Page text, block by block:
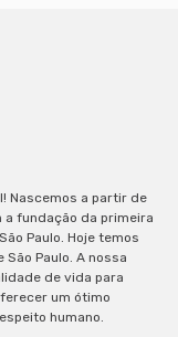
Nascemos a partir de
a fundação da primeira
Paulo. Hoje temos
Paulo. A nossa
de vida para
um ótimo
humano.